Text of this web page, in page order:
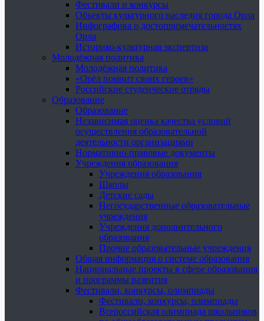
Фестивали и конкурсы
Объекты культурного наследия города Орла
Инфографика о достопримечательностях
Орла
Историко-культурная экспертиза
Молодёжная политика
Молодёжная политика
«Орёл помнит своих героев»
Российские студенческие отряды
Образование
Образование
Независимая оценка качества условий
осуществления образовательной
деятельности организациями
Нормативно-правовые документы
Учреждения образования
Учреждения образования
Школы
Детские сады
Негосударственные образовательные
учреждения
Учреждения дополнительного
образования
Прочие образовательные учреждения
Общая информация о системе образования
Национальные проекты в сфере образования
и программы развития
Фестивали, конкурсы, олимпиады
Фестивали, конкурсы, олимпиады
Всероссийская олимпиада школьников